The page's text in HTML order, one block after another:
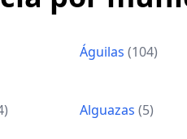
Águilas (104)
Alguazas (5)